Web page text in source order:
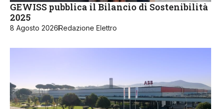
GEWISS pubblica il Bilancio di Sostenibilità
2025
8 Agosto 2026Redazione Elettro